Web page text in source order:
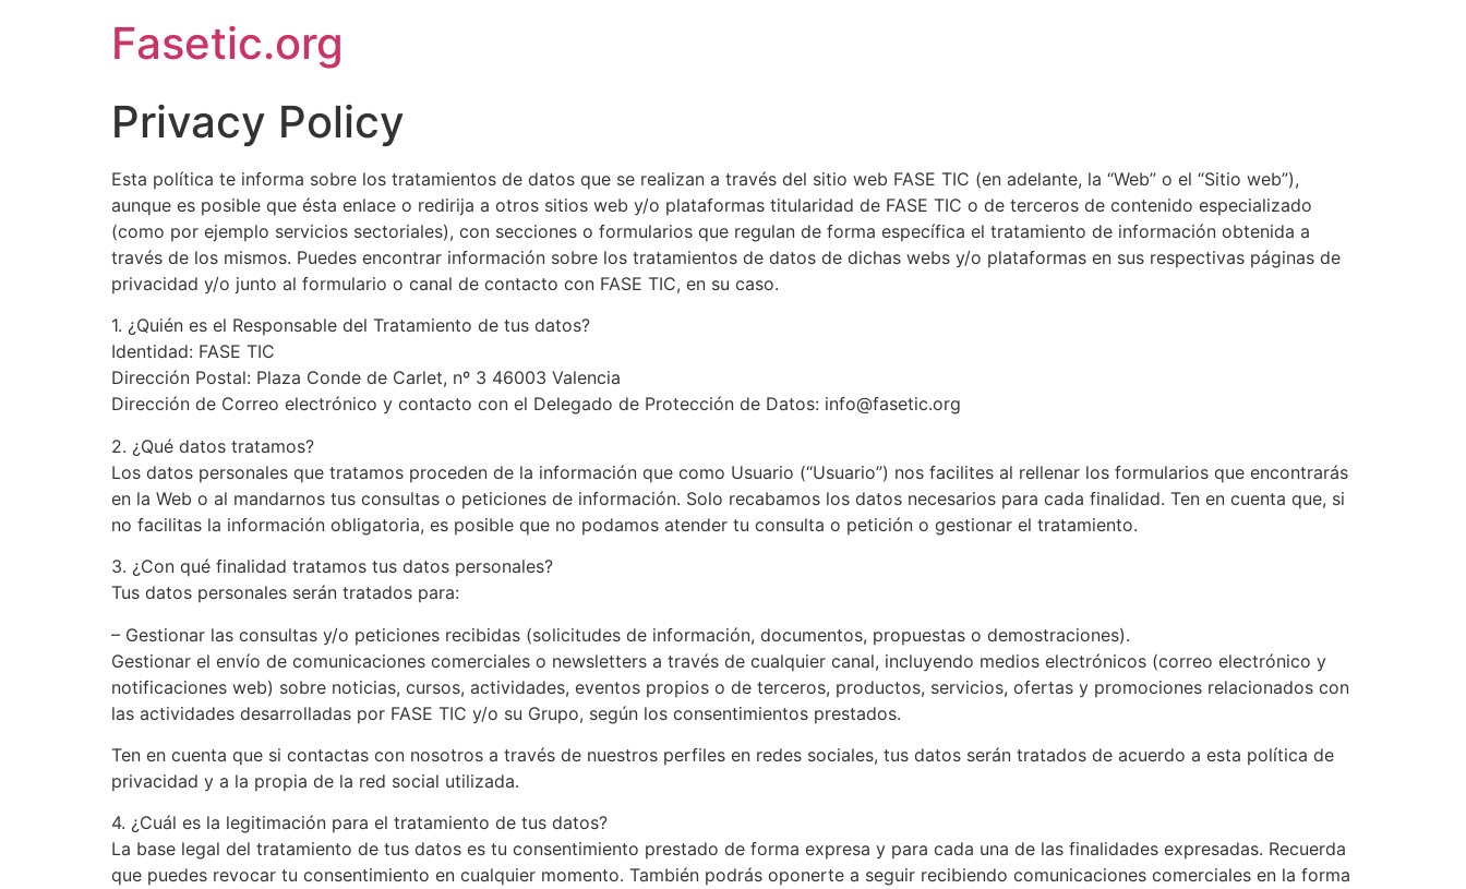
Fasetic.org
Privacy Policy
Esta política te informa sobre los tratamientos de datos que se realizan a través del sitio web FASE TIC (en adelante, la “Web” o el “Sitio web”),
aunque es posible que ésta enlace o redirija a otros sitios web y/o plataformas titularidad de FASE TIC o de terceros de contenido especializado
(como por ejemplo servicios sectoriales), con secciones o formularios que regulan de forma específica el tratamiento de información obtenida a
través de los mismos. Puedes encontrar información sobre los tratamientos de datos de dichas webs y/o plataformas en sus respectivas páginas de
privacidad y/o junto al formulario o canal de contacto con FASE TIC, en su caso.
1. ¿Quién es el Responsable del Tratamiento de tus datos?
Identidad: FASE TIC
Dirección Postal: Plaza Conde de Carlet, nº 3 46003 Valencia
Dirección de Correo electrónico y contacto con el Delegado de Protección de Datos: info@fasetic.org
2. ¿Qué datos tratamos?
Los datos personales que tratamos proceden de la información que como Usuario (“Usuario”) nos facilites al rellenar los formularios que encontrarás
en la Web o al mandarnos tus consultas o peticiones de información. Solo recabamos los datos necesarios para cada finalidad. Ten en cuenta que, si
no facilitas la información obligatoria, es posible que no podamos atender tu consulta o petición o gestionar el tratamiento.
3. ¿Con qué finalidad tratamos tus datos personales?
Tus datos personales serán tratados para:
– Gestionar las consultas y/o peticiones recibidas (solicitudes de información, documentos, propuestas o demostraciones).
Gestionar el envío de comunicaciones comerciales o newsletters a través de cualquier canal, incluyendo medios electrónicos (correo electrónico y
notificaciones web) sobre noticias, cursos, actividades, eventos propios o de terceros, productos, servicios, ofertas y promociones relacionados con
las actividades desarrolladas por FASE TIC y/o su Grupo, según los consentimientos prestados.
Ten en cuenta que si contactas con nosotros a través de nuestros perfiles en redes sociales, tus datos serán tratados de acuerdo a esta política de
privacidad y a la propia de la red social utilizada.
4. ¿Cuál es la legitimación para el tratamiento de tus datos?
La base legal del tratamiento de tus datos es tu consentimiento prestado de forma expresa y para cada una de las finalidades expresadas. Recuerda
que puedes revocar tu consentimiento en cualquier momento. También podrás oponerte a seguir recibiendo comunicaciones comerciales en la forma